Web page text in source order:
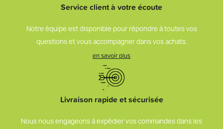
Service client à votre écoute
Notre équipe est disponible pour répondre à toutes vos
questions et vous accompagner dans vos achats.
en savoir plus
Livraison rapide et sécurisée
Nous nous engageons à expédier vos commandes dans les